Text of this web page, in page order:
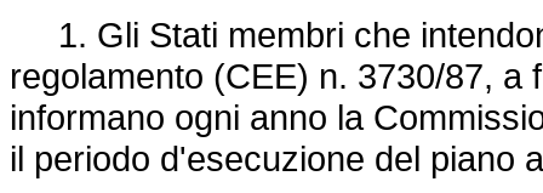
1. Gli Stati membri che
regolamento (CEE) n. 3730/87, a
informano ogni anno la
il periodo d'esecuzione del piano